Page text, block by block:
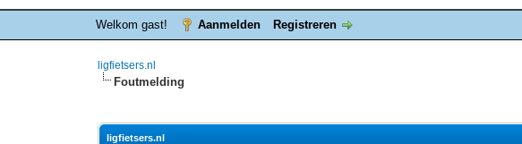
Welkom gast! Aanmelden Registreren
ligfietsers.nl
Foutmelding
ligfietsers.nl